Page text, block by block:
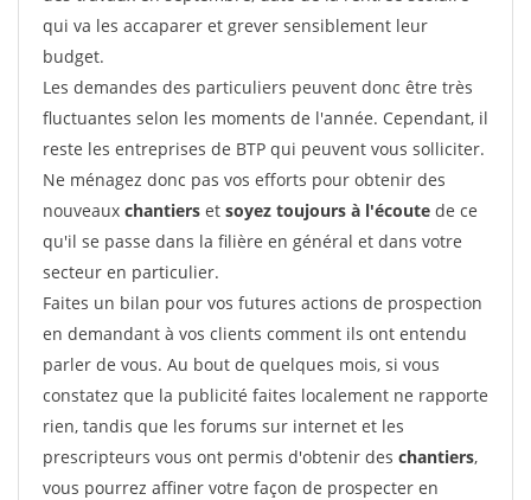
qui va les accaparer et grever sensiblement leur
budget.
Les demandes des particuliers peuvent donc être très
fluctuantes selon les moments de l'année. Cependant, il
reste les entreprises de BTP qui peuvent vous solliciter.
Ne ménagez donc pas vos efforts pour obtenir des
nouveaux chantiers et soyez toujours à l'écoute de ce
qu'il se passe dans la filière en général et dans votre
secteur en particulier.
Faites un bilan pour vos futures actions de prospection
en demandant à vos clients comment ils ont entendu
parler de vous. Au bout de quelques mois, si vous
constatez que la publicité faites localement ne rapporte
rien, tandis que les forums sur internet et les
prescripteurs vous ont permis d'obtenir des chantiers,
vous pourrez affiner votre façon de prospecter en